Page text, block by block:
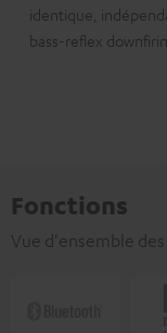
identique,
bass-reflex
Fonctions
Vue d'ensemble